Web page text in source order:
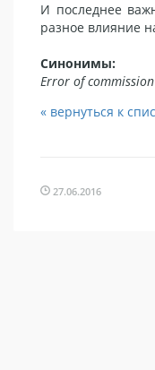
И последнее
разное влияние
Синонимы:
Error of commission
« вернуться к
27.06.2016